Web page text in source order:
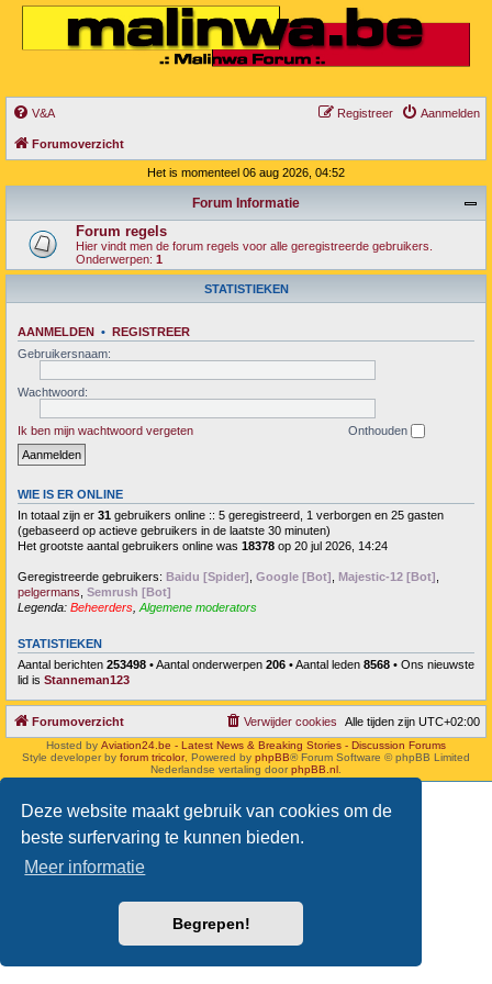
Deze website maakt gebruik van cookies om de
beste surfervaring te kunnen bieden.
Meer informatie
Begrepen!
V&A Aanmelden
Registreer
Forumoverzicht
Het is momenteel 06 aug 2026, 04:52
Forum Informatie
Forum regels
Hier vindt men de forum regels voor alle geregistreerde gebruikers.
Onderwerpen: 1
STATISTIEKEN
AANMELDEN • REGISTREER
Gebruikersnaam:
Wachtwoord:
Ik ben mijn wachtwoord vergeten Onthouden
WIE IS ER ONLINE
In totaal zijn er 31 gebruikers online :: 5 geregistreerd, 1 verborgen en 25 gasten
(gebaseerd op actieve gebruikers in de laatste 30 minuten)
Het grootste aantal gebruikers online was 18378 op 20 jul 2026, 14:24
Geregistreerde gebruikers: Baidu [Spider] Google [Bot] Majestic-12 [Bot]
pelgermans Semrush [Bot]
Legenda: Beheerders Algemene moderators
STATISTIEKEN
Aantal berichten 253498 • Aantal onderwerpen 206 • Aantal leden 8568 • Ons nieuwste
lid is Stanneman123
Forumoverzicht Alle tijden zijn UTC+02:00
Verwijder cookies
Hosted by Aviation24.be - Latest News & Breaking Stories - Discussion Forums
Style developer by forum tricolor, Powered by phpBB® Forum Software © phpBB Limited
Nederlandse vertaling doorphpBB.nl